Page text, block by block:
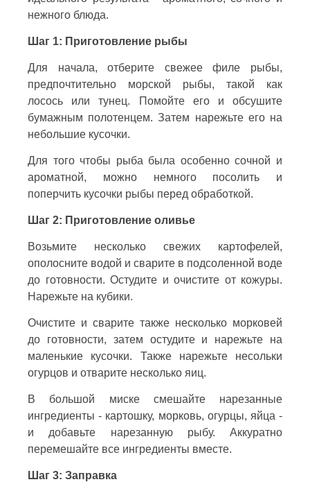
нежного блюда.
Шаг 1: Приготовление рыбы
Для начала, отберите свежее филе рыбы,
предпочтительно морской рыбы, такой как
лосось или тунец. Помойте его и обсушите
бумажным полотенцем. Затем нарежьте его на
небольшие кусочки.
Для того чтобы рыба была особенно сочной и
ароматной, можно немного посолить и
поперчить кусочки рыбы перед обработкой.
Шаг 2: Приготовление оливье
Возьмите несколько свежих картофелей,
ополосните водой и сварите в подсоленной воде
до готовности. Остудите и очистите от кожуры.
Нарежьте на кубики.
Очистите и сварите также несколько морковей
до готовности, затем остудите и нарежьте на
маленькие кусочки. Также нарежьте несольки
огурцов и отварите несколько яиц.
В большой миске смешайте нарезанные
ингредиенты - картошку, морковь, огурцы, яйца -
и добавьте нарезанную рыбу. Аккуратно
перемешайте все ингредиенты вместе.
Шаг 3: Заправка